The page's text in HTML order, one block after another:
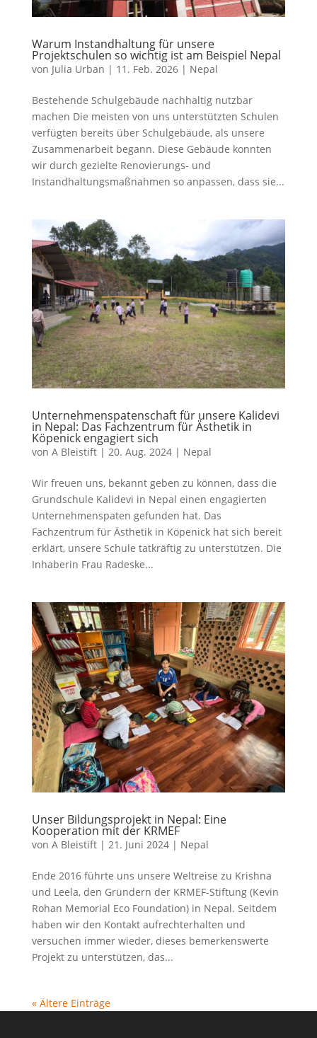
Warum Instandhaltung für unsere
Projektschulen so wichtig ist am Beispiel Nepal
von Julia Urban | 11. Feb. 2026| Nepal
Bestehende Schulgebäude nachhaltig nutzbar
machen Die meisten von uns unterstützten Schulen
verfügten bereits über Schulgebäude, als unsere
Zusammenarbeit begann. Diese Gebäude konnten
wir durch gezielte Renovierungs- und
Instandhaltungsmaßnahmen so anpassen, dass sie...
Unternehmenspatenschaft für unsere Kalidevi
in Nepal: Das Fachzentrum für Ästhetik in
Köpenick engagiert sich
von A Bleistift| 20. Aug. 2024| Nepal
Wir freuen uns, bekannt geben zu können, dass die
Grundschule Kalidevi in Nepal einen engagierten
Unternehmenspaten gefunden hat. Das
Fachzentrum für Ästhetik in Köpenick hat sich bereit
erklärt, unsere Schule tatkräftig zu unterstützen. Die
Inhaberin Frau Radeske...
Unser Bildungsprojekt in Nepal: Eine
Kooperation mit der KRMEF
von A Bleistift| 21. Juni 2024| Nepal
Ende 2016 führte uns unsere Weltreise zu Krishna
und Leela, den Gründern der KRMEF-Stiftung (Kevin
Rohan Memorial Eco Foundation) in Nepal. Seitdem
haben wir den Kontakt aufrechterhalten und
versuchen immer wieder, dieses bemerkenswerte
Projekt zu unterstützen, das...
« Ältere Einträge